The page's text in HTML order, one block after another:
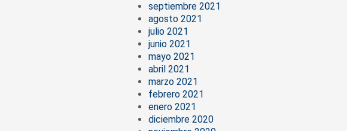
septiembre 2021
agosto 2021
julio 2021
junio 2021
mayo 2021
abril 2021
marzo 2021
febrero 2021
enero 2021
diciembre 2020